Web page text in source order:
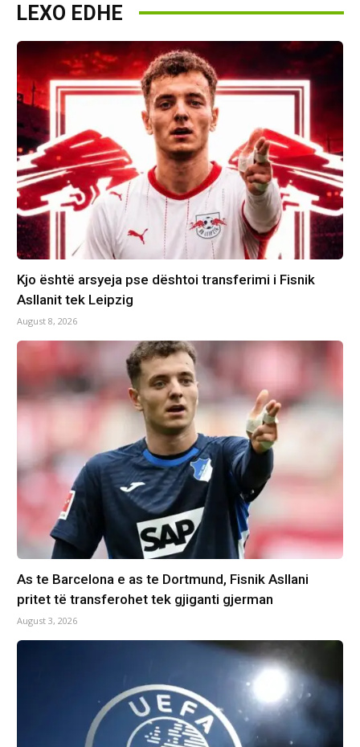
LEXO EDHE
Kjo është arsyeja pse dështoi transferimi i Fisnik
Asllanit tek Leipzig
August 8, 2026
As te Barcelona e as te Dortmund, Fisnik Asllani
pritet të transferohet tek gjiganti gjerman
August 3, 2026